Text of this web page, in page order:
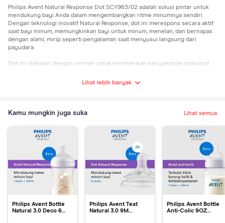
Philips Avent Natural Response Dot SCY963/02 adalah solusi pintar untuk
mendukung bayi Anda dalam mengembangkan ritme minumnya sendiri.
Dengan teknologi inovatif Natural Response, dot ini merespons secara aktif
saat bayi minum, memungkinkan bayi untuk minum, menelan, dan bernapas
dengan alami, mirip seperti pengalaman saat menyusui langsung dari
payudara.
Dot ini didesain dengan cermat untuk memberikan kenyamanan maksimal
dan susu botol. Dengan Philips Avent Natural Response Dot, Anda dapat
1. Dot Natural Response mengikuti irama menyusu bayi Anda, karena dotnya
berteksur dan bekerja seperti payudara
2. Anti-kolik, mencegah udara masuk ke perut bayi, untuk mengurangi rewel
& ketidaknyamanan
3. BPA Free, aman untuk bayi, terbuat dari bahan bebas BPA (silikon)
Detail:
1. Isi 2 Dot
Lihat lebih banyak
Kamu mungkin juga suka Lihat semua
Philips Avent Bottle
Natural 3.0 Deco 6
Philips Avent Teat
Natural 3.0 9M
Philips Avent Bottle
Anti-Colic 9OZ